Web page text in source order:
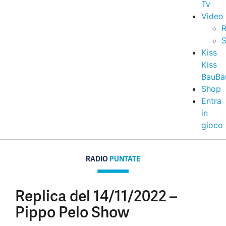
Tv
Video
Kiss
Kiss
Shop
Entra
in
gioco
RADIO PUNTATE
Replica del 14/11/2022 –
Pippo Pelo Show